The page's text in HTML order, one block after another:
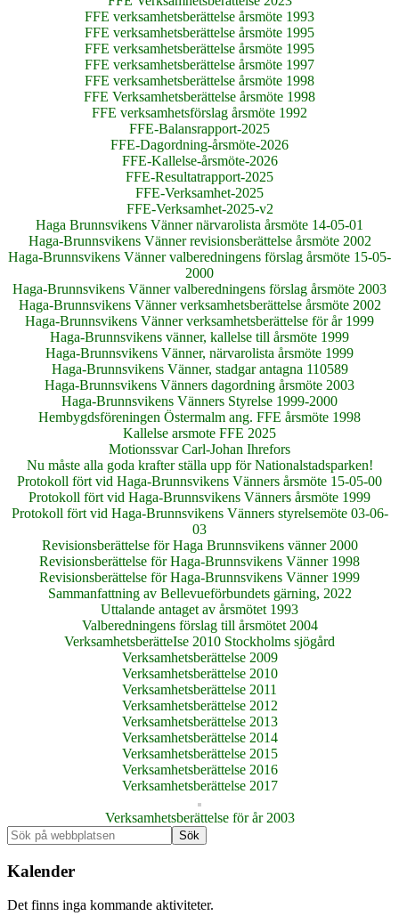
FFE verksamhetsberättelse årsmöte 1993
FFE verksamhetsberättelse årsmöte 1995
FFE verksamhetsberättelse årsmöte 1995
FFE verksamhetsberättelse årsmöte 1997
FFE verksamhetsberättelse årsmöte 1998
FFE Verksamhetsberättelse årsmöte 1998
FFE verksamhetsförslag årsmöte 1992
FFE-Balansrapport-2025
FFE-Dagordning-årsmöte-2026
FFE-Kallelse-årsmöte-2026
FFE-Resultatrapport-2025
FFE-Verksamhet-2025
FFE-Verksamhet-2025-v2
Haga Brunnsvikens Vänner närvarolista årsmöte 14-05-01
Haga-Brunnsvikens Vänner revisionsberättelse årsmöte 2002
Haga-Brunnsvikens Vänner valberedningens förslag årsmöte 15-05-
2000
Haga-Brunnsvikens Vänner valberedningens förslag årsmöte 2003
Haga-Brunnsvikens Vänner verksamhetsberättelse årsmöte 2002
Haga-Brunnsvikens Vänner verksamhetsberättelse för år 1999
Haga-Brunnsvikens vänner, kallelse till årsmöte 1999
Haga-Brunnsvikens Vänner, närvarolista årsmöte 1999
Haga-Brunnsvikens Vänner, stadgar antagna 110589
Haga-Brunnsvikens Vänners dagordning årsmöte 2003
Haga-Brunnsvikens Vänners Styrelse 1999-2000
Hembygdsföreningen Östermalm ang. FFE årsmöte 1998
Kallelse arsmote FFE 2025
Motionssvar Carl-Johan Ihrefors
Nu måste alla goda krafter ställa upp för Nationalstadsparken!
Protokoll fört vid Haga-Brunnsvikens Vänners årsmöte 15-05-00
Protokoll fört vid Haga-Brunnsvikens Vänners årsmöte 1999
Protokoll fört vid Haga-Brunnsvikens Vänners styrelsemöte 03-06-
03
Revisionsberättelse för Haga Brunnsvikens vänner 2000
Revisionsberättelse för Haga-Brunnsvikens Vänner 1998
Revisionsberättelse för Haga-Brunnsvikens Vänner 1999
Sammanfattning av Bellevueförbundets gärning, 2022
Uttalande antaget av årsmötet 1993
Valberedningens förslag till årsmötet 2004
VerksamhetsberätteIse 2010 Stockholms sjögård
Verksamhetsberättelse 2009
Verksamhetsberättelse 2010
Verksamhetsberättelse 2011
Verksamhetsberättelse 2012
Verksamhetsberättelse 2013
Verksamhetsberättelse 2014
Verksamhetsberättelse 2015
Verksamhetsberättelse 2016
Verksamhetsberättelse 2017
Verksamhetsberättelse för år 2003
Primärt
sidofält
Sök
på
webbplatsen
Kalender
Det finns inga kommande aktiviteter.